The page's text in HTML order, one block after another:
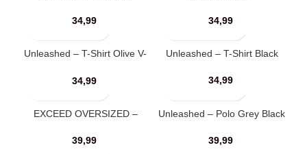
34,99
(Frauen)
34,99
Unleashed – T-Shirt Olive V-
34,99
Unleashed – T-Shirt Black
34,99
EXCEED OVERSIZED –
39,99
Unleashed – Polo Grey Black
39,99